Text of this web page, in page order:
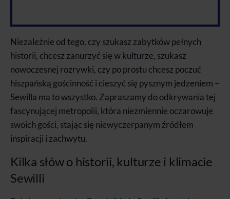
Niezależnie od tego, czy szukasz zabytków pełnych
historii, chcesz zanurzyć się w kulturze, szukasz
nowoczesnej rozrywki, czy po prostu chcesz poczuć
hiszpańską gościnność i cieszyć się pysznym jedzeniem –
Sewilla ma to wszystko. Zapraszamy do odkrywania tej
fascynującej metropolii, która niezmiennie oczarowuje
swoich gości, stając się niewyczerpanym źródłem
inspiracji i zachwytu.
Kilka słów o historii, kulturze i klimacie
Sewilli